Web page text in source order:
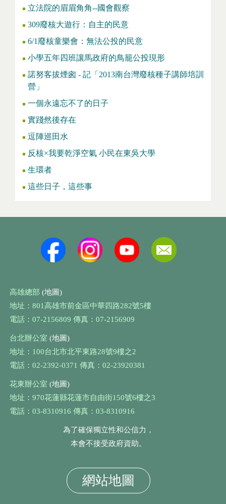
立法院的眉眉角角--國會觀察
309廢核大遊行：自主的民意
6/1廢核童樂會：無法公投的民意
小學五年四班讓馬政府的鳥籠公投現形
諾努客拔煙囪 - 記「2013南台灣廢核種子講師培訓
營」
一個永遠忘不了的日子
實踐然後存在
逗陣巡田水
反核×我要乾淨空氣 小民在東吳大學
生環者
這些日子，這些事
高雄總部 (地圖)
地址：801高雄市前金區中華四路282號5樓
電話：07-2156809 傳真：07-2156909
台北辦公室 (地圖)
地址：100台北市北平東路28號9樓之2
電話：02-2392-0371 傳真：02-23920381
花東辦公室 (地圖)
地址：970花蓮縣花蓮市自由街150號6樓之3
電話：03-8310916 傳真：03-8310916
為了確保獨立性和公信力，
本會不接受政府資助。
網站地圖